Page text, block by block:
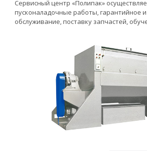
Сервисный центр «Полипак»
пусконаладочные работы, гарантийное
обслуживание, поставку запчастей,